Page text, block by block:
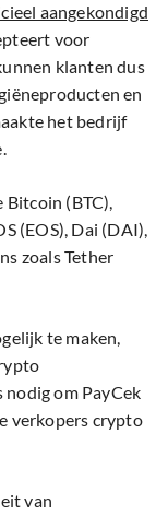
aangekondigd
voor
klanten dus
en
het bedrijf
Bitcoin (BTC),
(EOS), Dai (DAI),
zoals Tether
te maken,
om PayCek
verkopers crypto
van